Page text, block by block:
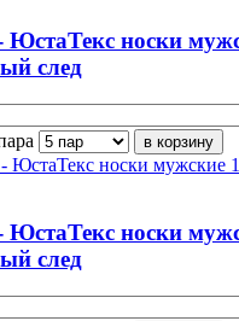
носки
след
носки
след